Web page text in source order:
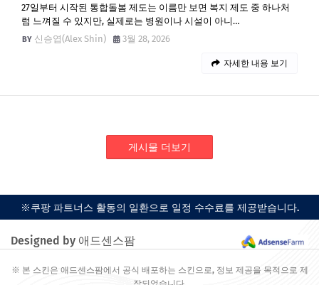
27일부터 시작된 통합돌봄 제도는 이름만 보면 복지 제도 중 하나처
럼 느껴질 수 있지만, 실제로는 병원이나 시설이 아니…
신승엽(Alex Shin)
3월 28, 2026
자세한 내용 보기
게시물 더보기
※쿠팡 파트너스 활동의 일환으로 일정 수수료를 제공받습니다.
Designed by 애드센스팜
※ 본 스킨은 애드센스팜에서 공식 배포하는 스킨으로, 정보 제공을 목적으로 제